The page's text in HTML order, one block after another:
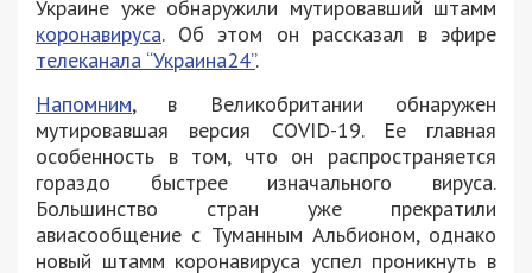
Украине уже обнаружили мутировавший штамм
коронавируса. Об этом он рассказал в эфире
телеканала “Украина24”.
Напомним, в Великобритании обнаружен
мутировавшая версия COVID-19. Ее главная
особенность в том, что он распространяется
гораздо быстрее изначального вируса.
Большинство стран уже прекратили
авиасообщение с Туманным Альбионом, однако
новый штамм коронавируса успел проникнуть в